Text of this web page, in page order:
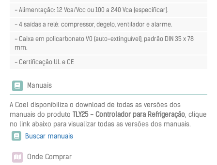
- Alimentação: 12 Vca/Vcc ou 100 a 240 Vca (especificar).
- 4 saídas a relé: compressor, degelo, ventilador e alarme.
- Caixa em policarbonato V0 (auto-extinguível), padrão DIN 35 x 78
mm.
- Certificação UL e CE
Manuais
A Coel disponibiliza o download de todas as versões dos
manuais do produto TLY25 - Controlador para Refrigeração, clique
no link abaixo para visualizar todas as versões dos manuais.
Buscar manuais
Onde Comprar